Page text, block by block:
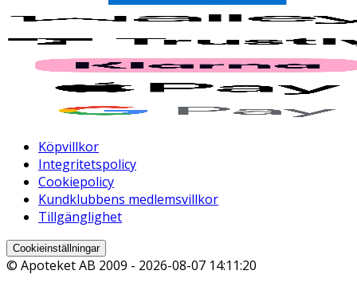
Köpvillkor
Integritetspolicy
Cookiepolicy
Kundklubbens medlemsvillkor
Tillgänglighet
Cookieinställningar
© Apoteket AB 2009 - 2026-08-07 14:11:20